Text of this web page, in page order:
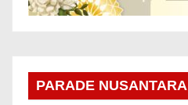
PARADE NUSANTARA